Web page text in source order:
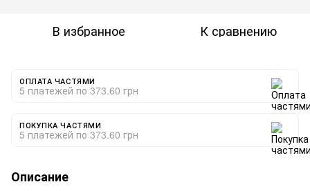
В избранное К сравнению
ОПЛАТА ЧАСТЯМИ
5 платежей по 373.60 грн
ПОКУПКА ЧАСТЯМИ
5 платежей по 373.60 грн
Описание